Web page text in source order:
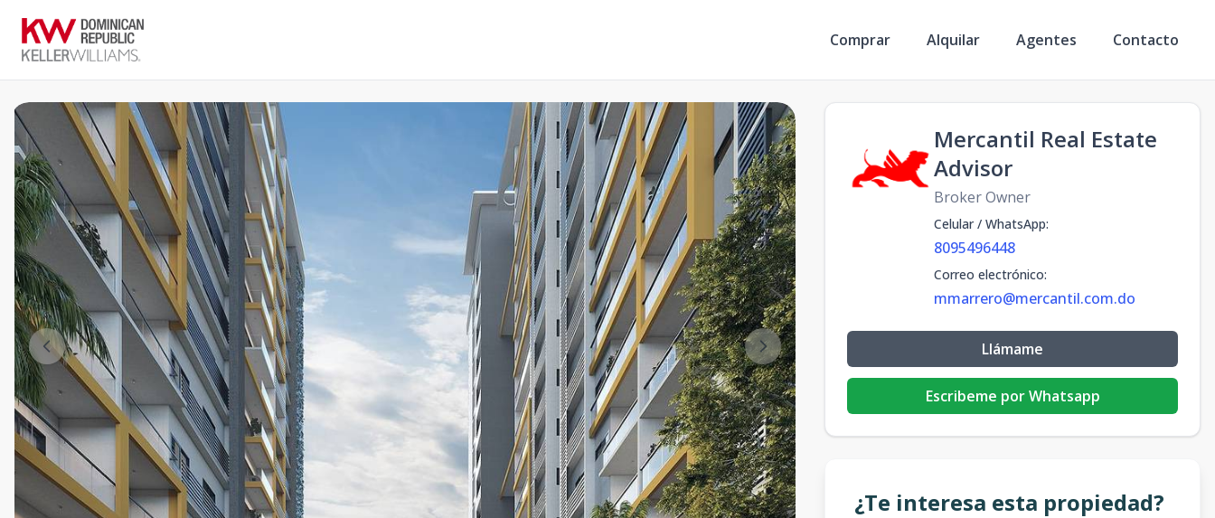
Comprar Alquilar Agentes Contacto
Mercantil Real Estate
Advisor
Broker Owner
Celular / WhatsApp:
8095496448
Correo electrónico:
mmarrero@mercantil.com.do
Llámame
Escribeme por Whatsapp
¿Te interesa esta propiedad?